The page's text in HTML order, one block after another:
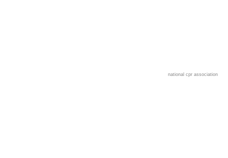
national cpr association